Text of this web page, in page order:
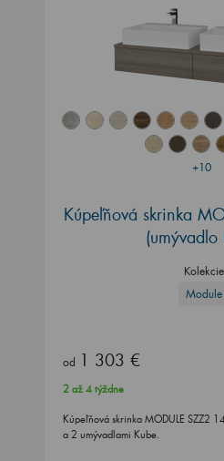
+10
Kúpeľňová skrinka
(umývadlo
Kolekcie
Module
od 1 303 €
2 až 4 týždne
Kúpeľňová skrinka MODULE SZZ2
a 2 umývadlami Kube.